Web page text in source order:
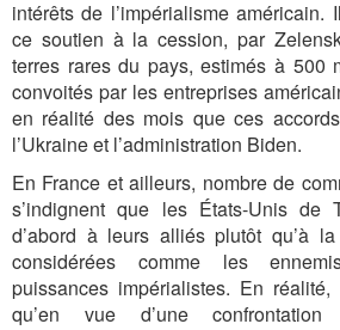
intérêts de l’impérialisme américain.
ce soutien à la cession, par
terres rares du pays, estimés à 500
convoités par les entreprises
en réalité des mois que ces
l’Ukraine et l’administration Biden.
En France et ailleurs, nombre de
s’indignent que les États-Unis de
d’abord à leurs alliés plutôt qu’à
considérées comme les
puissances impérialistes. En
qu’en vue d’une confrontation